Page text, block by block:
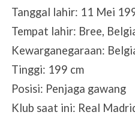
Tanggal lahir: 11 Mei
Tempat lahir: Bree,
Kewarganegaraan:
Tinggi: 199 cm
Posisi: Penjaga gawang
Klub saat ini: Real